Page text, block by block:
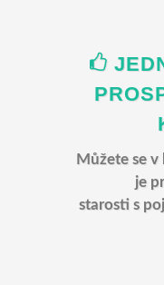
Můžete se
je
starosti s